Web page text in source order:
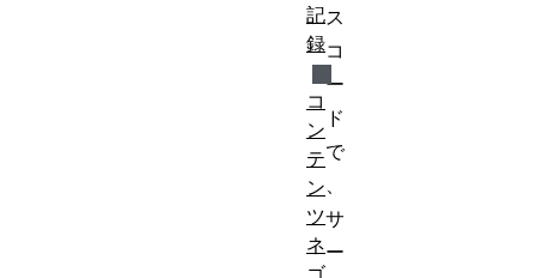
ス
コ
ー
ド
で
サ
ー
記
録
コ
ン
テ
ン
ツ
ネ